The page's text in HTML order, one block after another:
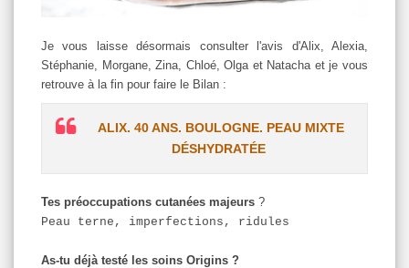
Je vous laisse désormais consulter l'avis d'Alix, Alexia,
Stéphanie, Morgane, Zina, Chloé, Olga et Natacha et je vous
retrouve à la fin pour faire le Bilan :
ALIX. 40 ANS. BOULOGNE. PEAU MIXTE
DÉSHYDRATÉE
Tes préoccupations cutanées majeurs ?
Peau terne, imperfections, ridules
As-tu déjà testé les soins Origins ?